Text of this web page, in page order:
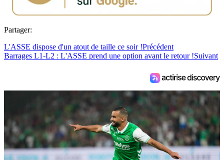
Partager:
L'ASSE dispose d'un atout de taille ce soir !Précédent
Barrages L1-L2 : L'ASSE prend une option avant le retour !Suivant